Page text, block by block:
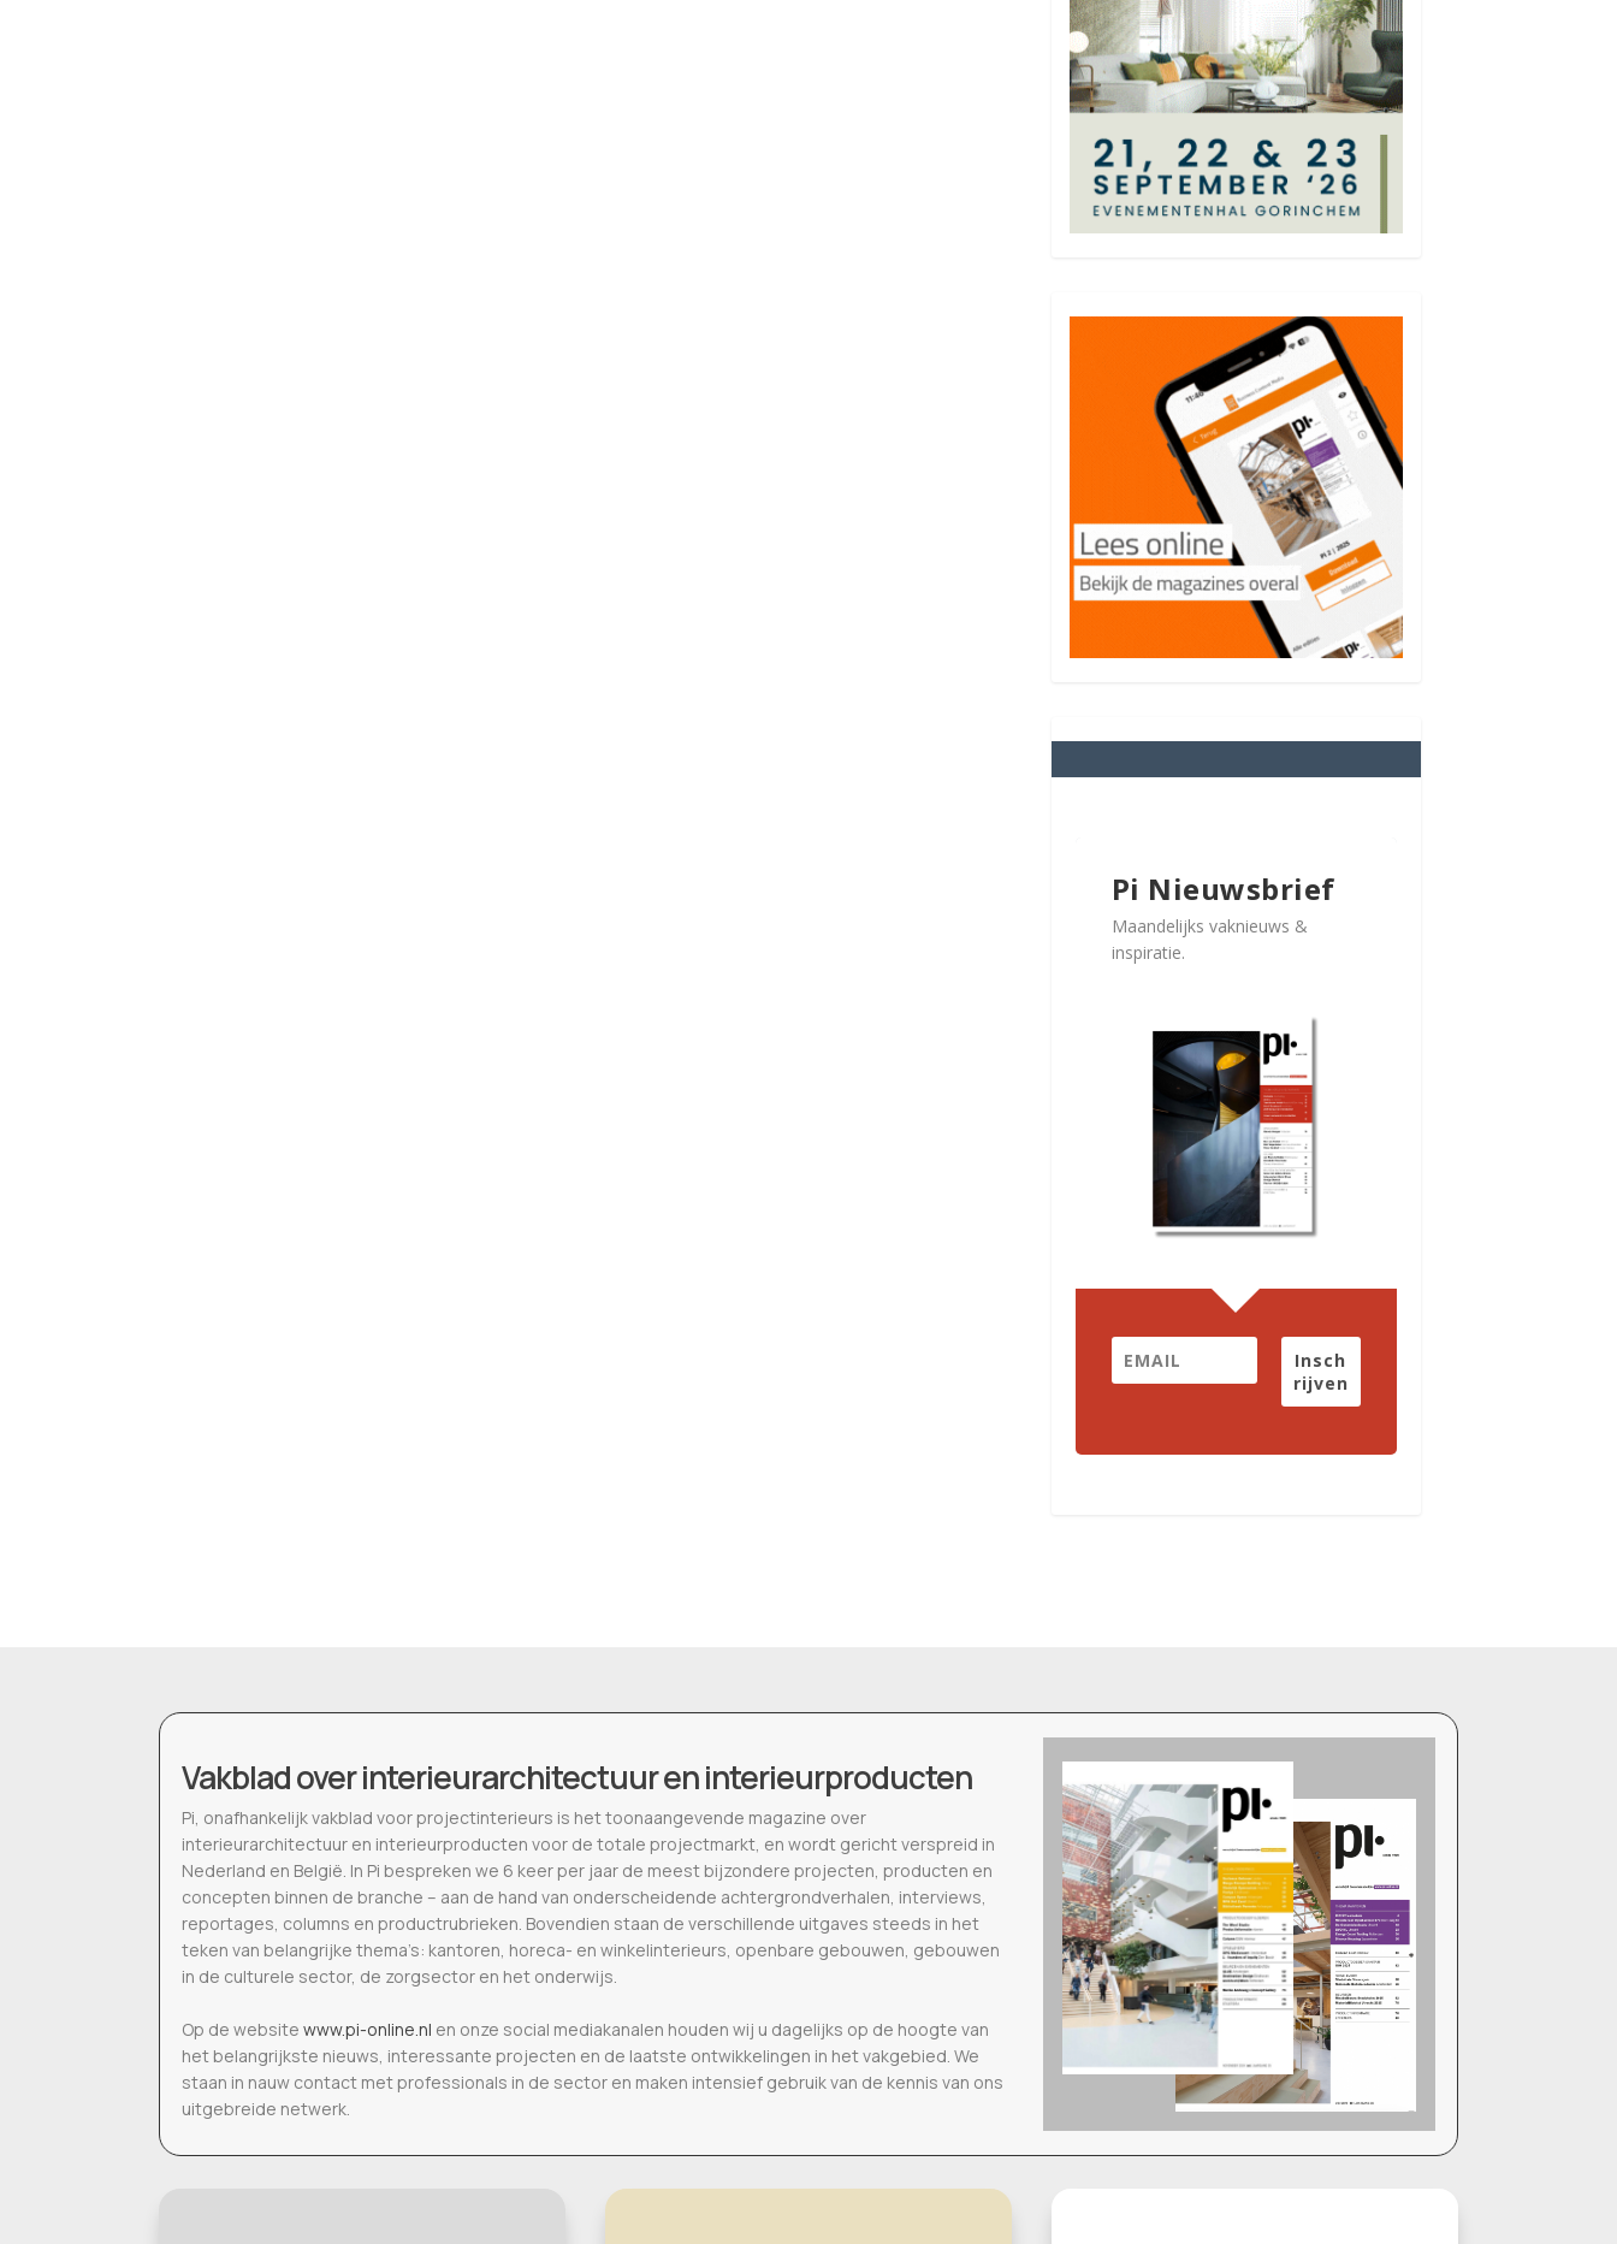
Pi Nieuwsbrief
Maandelijks vaknieuws &
inspiratie.
Insch
rijven
Vakblad over interieurarchitectuur en interieurproducten
Pi, onafhankelijk vakblad voor projectinterieurs is het toonaangevende magazine over
interieurarchitectuur en interieurproducten voor de totale projectmarkt, en wordt gericht verspreid in
Nederland en België. In Pi bespreken we 6 keer per jaar de meest bijzondere projecten, producten en
concepten binnen de branche – aan de hand van onderscheidende achtergrondverhalen, interviews,
reportages, columns en productrubrieken. Bovendien staan de verschillende uitgaves steeds in het
teken van belangrijke thema’s: kantoren, horeca- en winkelinterieurs, openbare gebouwen, gebouwen
in de culturele sector, de zorgsector en het onderwijs.
Op de website www.pi-online.nl en onze social mediakanalen houden wij u dagelijks op de hoogte van
het belangrijkste nieuws, interessante projecten en de laatste ontwikkelingen in het vakgebied. We
staan in nauw contact met professionals in de sector en maken intensief gebruik van de kennis van ons
uitgebreide netwerk.